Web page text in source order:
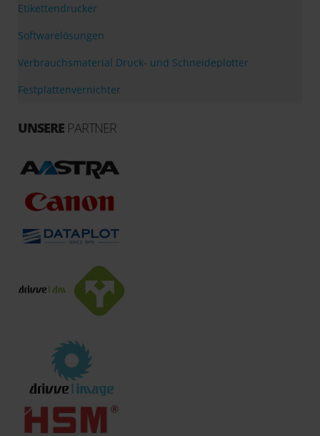
Etikettendrucker
Softwarelösungen
Verbrauchsmaterial Druck- und Schneideplotter
Festplattenvernichter
UNSERE PARTNER